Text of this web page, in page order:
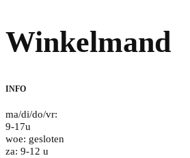
Winkelmand
INFO
ma/di/do/vr:
9-17u
woe: gesloten
za: 9-12 u